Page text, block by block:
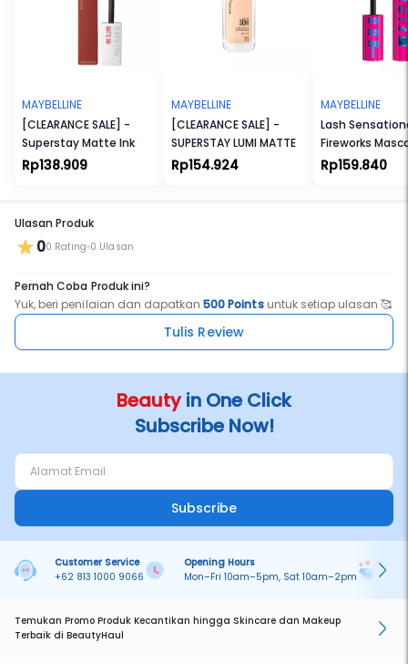
MAYBELLINE
[CLEARANCE SALE] -
Superstay Matte Ink
Rp138.909
MAYBELLINE
[CLEARANCE SALE] -
SUPERSTAY LUMI MATTE
Rp154.924
MAYBELLINE
Lash
Fireworks
Rp159.840
Ulasan Produk
00 Rating 0 Ulasan
Pernah Coba Produk ini?
Yuk, beri penilaian dan dapatkan500 Pointsuntuk setiap ulasan 🥰
Tulis Review
Beautyin One Click
Subscribe Now!
Subscribe
Customer Service
+62 813 1000 9066
Opening Hours
Mon–Fri 10am–5pm, Sat 10am–2pm
Temukan Promo Produk Kecantikan hingga Skincare dan Makeup
Terbaik di BeautyHaul